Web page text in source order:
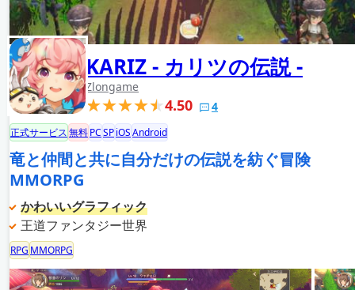
KARIZ - カリツの伝説 -
Zlongame
4.50 4
正式サービス無料PCSPiOSAndroid
竜と仲間と共に自分だけの伝説を紡ぐ冒険
MMORPG
かわいいグラフィック
王道ファンタジー世界
RPG MMORPG